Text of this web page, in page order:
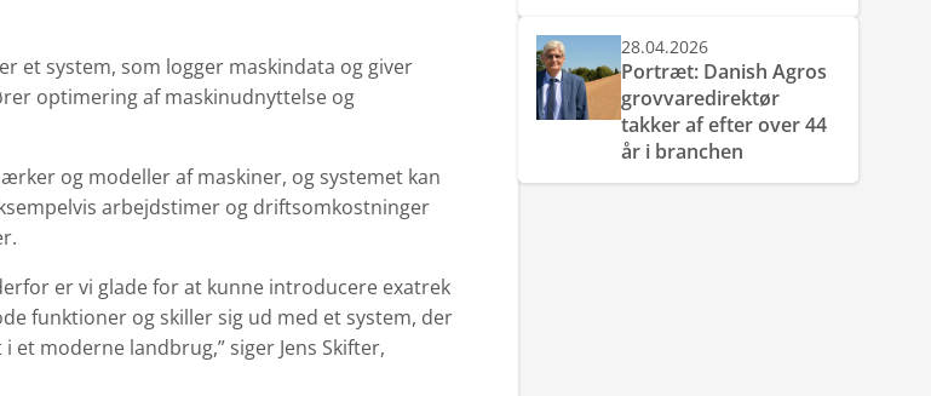
et system, som logger maskindata og giver
optimering af maskinudnyttelse og
og modeller af maskiner, og systemet kan
arbejdstimer og driftsomkostninger
er vi glade for at kunne introducere exatrek
funktioner og skiller sig ud med et system, der
moderne landbrug,” siger Jens Skifter,
28.04.2026
Portræt: Danish Agros
grovvaredirektør
takker af efter over 44
år i branchen